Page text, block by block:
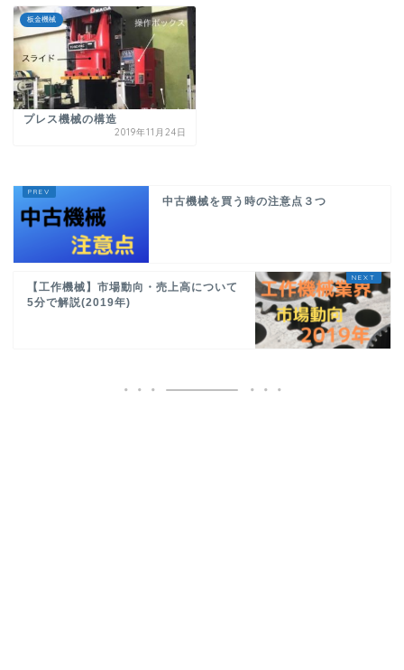
板金機械
プレス機械の構造
2019年11月24日
中古機械を買う時の注意点３つ
【工作機械】市場動向・売上高について
5分で解説(2019年)